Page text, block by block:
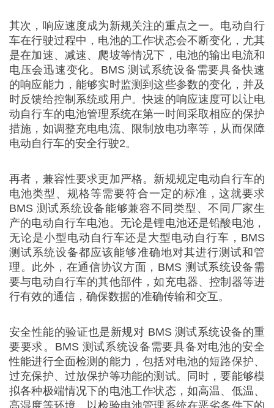
其次，响应速度成为新规关注的重点之一。电动自行
车在行驶过程中，电池的工作状态会不断变化，尤其
是在加速、减速、爬坡等情况下，电池的输出电流和
电压会迅速变化。BMS 测试系统设备需要具备快速
的响应能力，能够实时监测到这些参数的变化，并及
时反馈给控制系统或用户。快速的响应速度可以让电
动自行车的电池管理系统在第一时间采取相应的保护
措施，如调整充电电流、限制放电功率等，从而保障
电动自行车的安全行驶2。
再者，兼容性要求更加严格。新规规定电动自行车的
电池类型、规格等需要符合一定的标准，这就要求
BMS 测试系统设备能够兼容不同类型、不同厂家生
产的电动自行车电池。无论是锂电池还是铅酸电池，
无论是小型电动自行车还是大型电动自行车，BMS
测试系统设备都应该能够准确地对其进行测试和管
理。此外，在通信协议方面，BMS 测试系统设备需
要与电动自行车的其他部件，如充电器、控制器等进
行有效的通信，确保数据的准确传输和交互。
安全性能的验证也是新规对 BMS 测试系统设备的重
要要求。BMS 测试系统设备需要具备对电池的安全
性能进行全面检测的能力，包括对电池的短路保护、
过充保护、过放保护等功能的测试。同时，要能够模
拟各种极端情况下的电池工作状态，如高温、低温、
高湿度等环境，以检验电池管理系统在恶劣条件下的